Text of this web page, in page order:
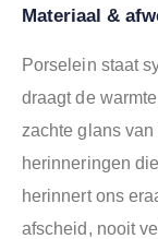
Materiaal &
Porselein staat
draagt de
zachte glans
herinneringen
herinnert ons
afscheid, nooit